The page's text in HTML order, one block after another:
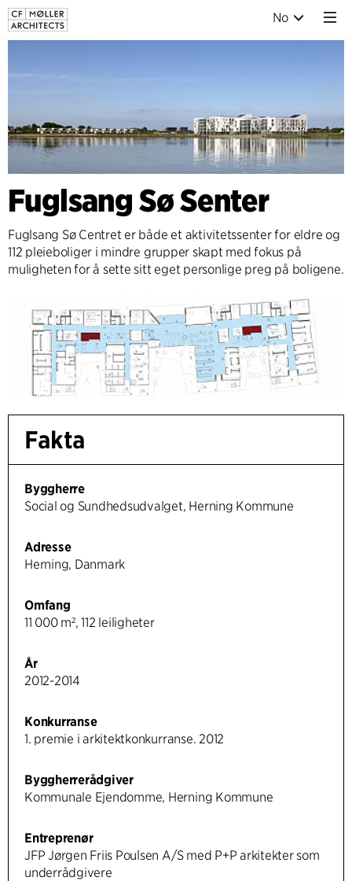
No
Fuglsang Sø Senter
Fuglsang Sø Centret er både et aktivitetssenter for eldre og
112 pleieboliger i mindre grupper skapt med fokus på
muligheten for å sette sitt eget personlige preg på boligene.
Fakta
Byggherre
Social og Sundhedsudvalget, Herning Kommune
Adresse
Herning, Danmark
Omfang
11 000 m², 112 leiligheter
År
2012-2014
Konkurranse
1. premie i arkitektkonkurranse. 2012
Byggherrerådgiver
Kommunale Ejendomme, Herning Kommune
Entreprenør
JFP Jørgen Friis Poulsen A/S med P+P arkitekter som
underrådgivere